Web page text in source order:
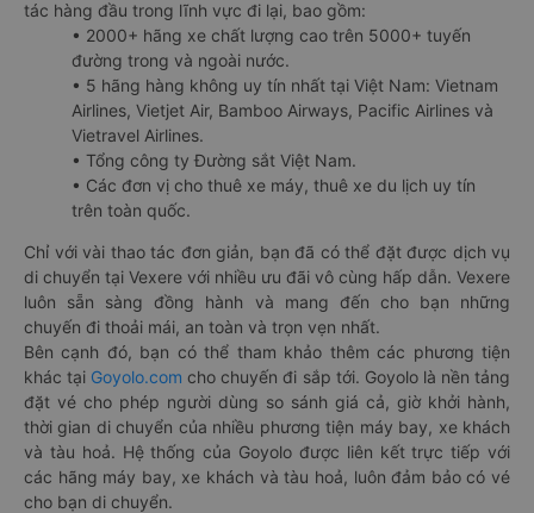
tác hàng đầu trong lĩnh vực đi lại, bao gồm:
• 2000+ hãng xe chất lượng cao trên 5000+ tuyến
đường trong và ngoài nước.
• 5 hãng hàng không uy tín nhất tại Việt Nam: Vietnam
Airlines, Vietjet Air, Bamboo Airways, Pacific Airlines và
Vietravel Airlines.
• Tổng công ty Đường sắt Việt Nam.
• Các đơn vị cho thuê xe máy, thuê xe du lịch uy tín
trên toàn quốc.
Chỉ với vài thao tác đơn giản, bạn đã có thể đặt được dịch vụ
di chuyển tại Vexere với nhiều ưu đãi vô cùng hấp dẫn. Vexere
luôn sẵn sàng đồng hành và mang đến cho bạn những
chuyến đi thoải mái, an toàn và trọn vẹn nhất.
Bên cạnh đó, bạn có thể tham khảo thêm các phương tiện
khác tại Goyolo.com cho chuyến đi sắp tới. Goyolo là nền tảng
đặt vé cho phép người dùng so sánh giá cả, giờ khởi hành,
thời gian di chuyển của nhiều phương tiện máy bay, xe khách
và tàu hoả. Hệ thống của Goyolo được liên kết trực tiếp với
các hãng máy bay, xe khách và tàu hoả, luôn đảm bảo có vé
cho bạn di chuyển.